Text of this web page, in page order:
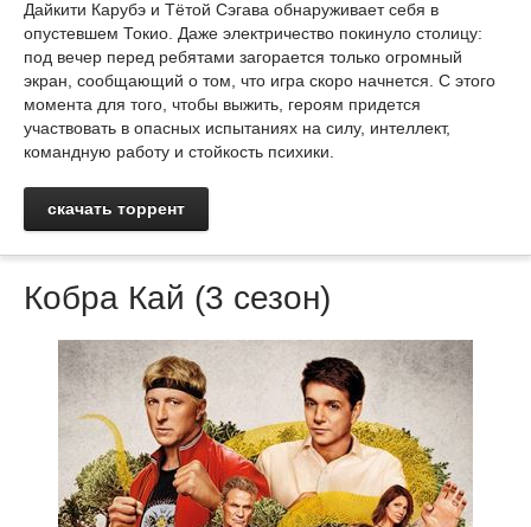
Дайкити Карубэ и Тётой Сэгава обнаруживает себя в
опустевшем Токио. Даже электричество покинуло столицу:
под вечер перед ребятами загорается только огромный
экран, сообщающий о том, что игра скоро начнется. С этого
момента для того, чтобы выжить, героям придется
участвовать в опасных испытаниях на силу, интеллект,
командную работу и стойкость психики.
скачать торрент
Кобра Кай (3 сезон)